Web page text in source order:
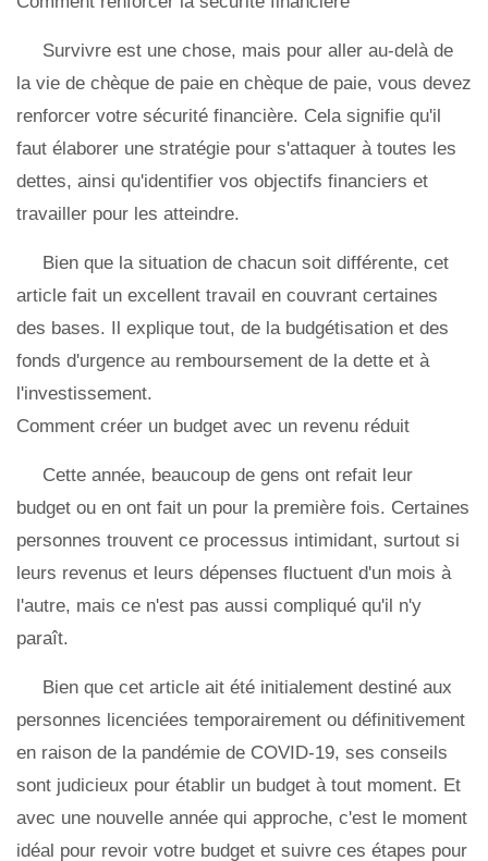
Survivre est une chose, mais pour aller au-delà de
la vie de chèque de paie en chèque de paie, vous devez
renforcer votre sécurité financière. Cela signifie qu'il
faut élaborer une stratégie pour s'attaquer à toutes les
dettes, ainsi qu'identifier vos objectifs financiers et
travailler pour les atteindre.
Bien que la situation de chacun soit différente, cet
article fait un excellent travail en couvrant certaines
des bases. Il explique tout, de la budgétisation et des
fonds d'urgence au remboursement de la dette et à
l'investissement.
Comment créer un budget avec un revenu réduit
Cette année, beaucoup de gens ont refait leur
budget ou en ont fait un pour la première fois. Certaines
personnes trouvent ce processus intimidant, surtout si
leurs revenus et leurs dépenses fluctuent d'un mois à
l'autre, mais ce n'est pas aussi compliqué qu'il n'y
paraît.
Bien que cet article ait été initialement destiné aux
personnes licenciées temporairement ou définitivement
en raison de la pandémie de COVID-19, ses conseils
sont judicieux pour établir un budget à tout moment. Et
avec une nouvelle année qui approche, c'est le moment
idéal pour revoir votre budget et suivre ces étapes pour